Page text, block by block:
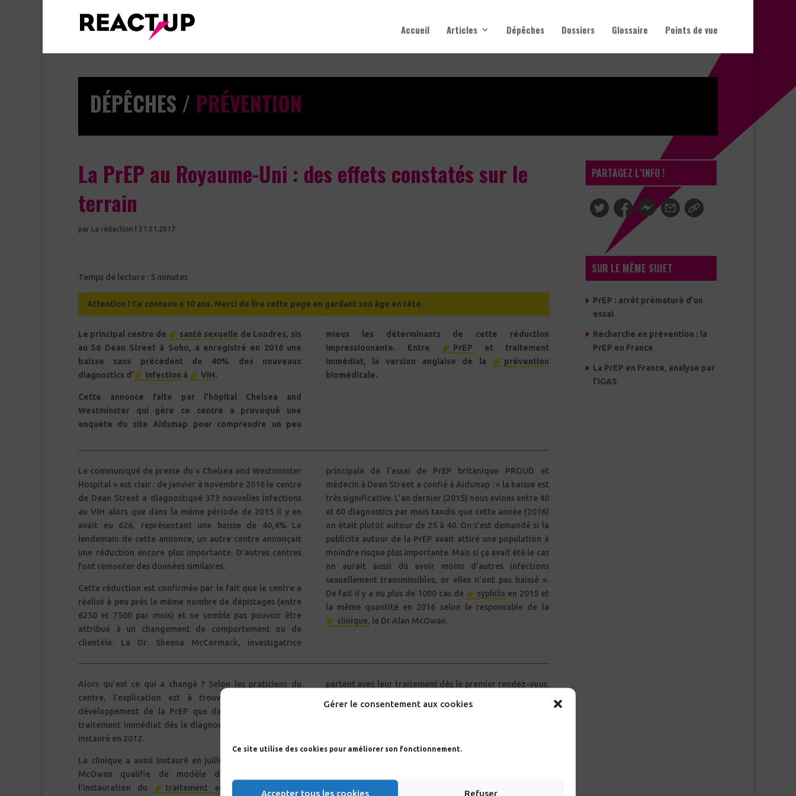
Gérer le consentement aux cookies
Ce site utilise des cookies pour améliorer son fonctionnement.
Accepter tous les cookies Refuser
Accueil Articles Dépêches Dossiers Glossaire Points de vue
DÉPÊCHES / PRÉVENTION
La PrEP au Royaume-Uni : des effets constatés sur le
terrain
par La rédaction 31.01.2017
Temps de lecture : 5 minutes
Attention ! Ce contenu a 10 ans. Merci de lire cette page en gardant son âge en tête.
Le principal centre de santé sexuelle de Londres, sis
au 56 Dean Street à Soho, a enregistré en 2016 une
baisse sans précédent de 40% des nouveaux
diagnostics d’
infection à VIH.
Cette annonce faite par l’hôpital Chelsea and
Westminster qui gère ce centre a provoqué une
enquète du site Aidsmap pour comprendre un peu
mieux les déterminants de cette réduction
impressionnante. Entre
PrEP et traitement
immédiat, la version anglaise de la
prévention
biomédicale.
Le communiqué de presse du « Chelsea and Westminster
Hospital » est clair : de janvier à novembre 2016 le centre
de Dean Street a diagnostiqué 373 nouvelles infections
au VIH alors que dans la même période de 2015 il y en
avait eu 626, représentant une baisse de 40,4% Le
lendemain de cette annonce, un autre centre annonçait
une réduction encore plus importante. D’autres centres
font remonter des données similaires.
Cette réduction est confirmée par le fait que le centre a
réalisé à peu près le même nombre de dépistages (entre
6250 et 7500 par mois) et ne semble pas pouvoir être
attribué à un changement de comportement ou de
clientèle. La Dr. Sheena McCormack, investigatrice
principale de l’essai de PrEP britanique PROUD et
médecin à Dean Street a confié à Aidsmap : « la baisse est
très significative. L’an dernier (2015) nous avions entre 40
et 60 diagnostics par mois tandis que cette année (2016)
on était plutôt autour de 25 à 40. On s’est demandé si la
publicité autour de la PrEP avait attiré une population à
moindre risque plus importante. Mais si ça avait été le cas
on aurait aussi dû avoir moins d’autres infections
sexuellement transmissibles, or elles n’ont pas baissé ».
De fait il y a eu plus de 1000 cas de
syphilisen 2015 et
la même quantité en 2016 selon le responsable de la
clinique, le Dr Alan McOwan.
Alors qu’est ce qui a changé ? Selon les praticiens du
centre, l’explication est à trouver autant dans le
développement de la PrEP que dans l’instauration du
traitement immédiat dès le diagnostic de séropositivité
instauré en 2012.
La clinique a aussi instauré en juillet 2015 ce que Alan
McOwan qualifie de modèle de San Francisco :
l’instauration du
traitement antirétroviral
partent avec leur traitement dès le premier rendez-vous.
temps pour transmettre le
virus
que le développement de l’usage de la PrEP a aussi son
effet.
PARTAGEZ L’INFO !
SUR LE MÊME SUJET
PrEP : arrêt prématuré d’un
essai
Recherche en prévention : la
PrEP en France
La PrEP en France, analyse par
l’IGAS